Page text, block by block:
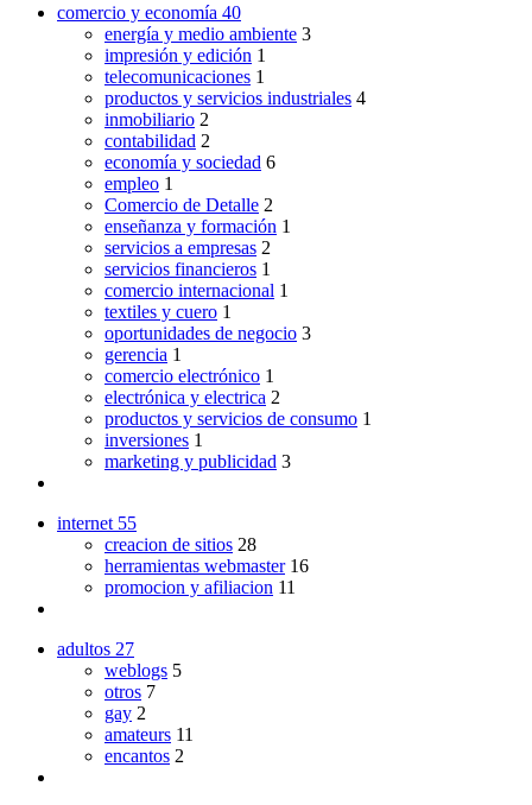
comercio y economía 40
energía y medio ambiente 3
impresión y edición 1
telecomunicaciones 1
productos y servicios industriales 4
inmobiliario 2
contabilidad 2
economía y sociedad 6
empleo 1
Comercio de Detalle 2
enseñanza y formación 1
servicios a empresas 2
servicios financieros 1
comercio internacional 1
textiles y cuero 1
oportunidades de negocio 3
gerencia 1
comercio electrónico 1
electrónica y electrica 2
productos y servicios de consumo 1
inversiones 1
marketing y publicidad 3
internet 55
creacion de sitios 28
herramientas webmaster 16
promocion y afiliacion 11
adultos 27
weblogs 5
otros 7
gay 2
amateurs 11
encantos 2